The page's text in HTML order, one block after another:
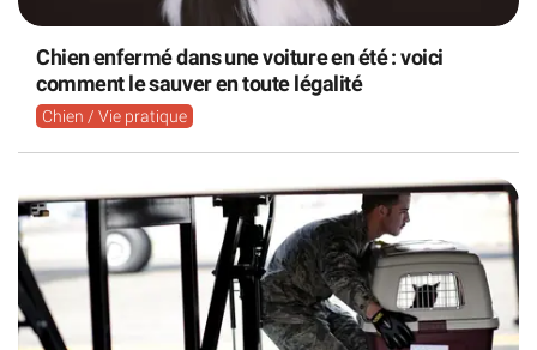
Chien enfermé dans une voiture en été : voici
comment le sauver en toute légalité
Chien / Vie pratique